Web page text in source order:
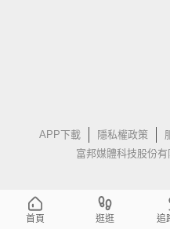
APP下載 隱私權政策
富邦媒體科技股份
首頁 逛逛 追